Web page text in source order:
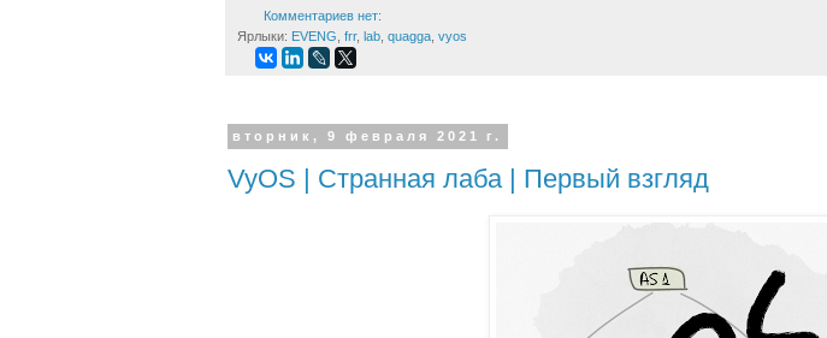
Комментариев нет:
Ярлыки: EVENG frr, lab quagga vyos
вторник, 9 февраля 2021 г.
VyOS | Странная лаба | Первый взгляд